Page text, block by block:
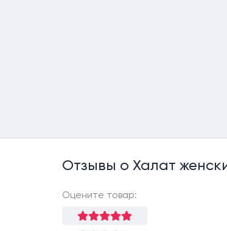
Отзывы о Халат
Оцените товар: